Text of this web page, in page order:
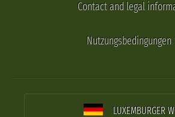
Contact and legal
Nutzungsbedingungen
LUXEMBURGER